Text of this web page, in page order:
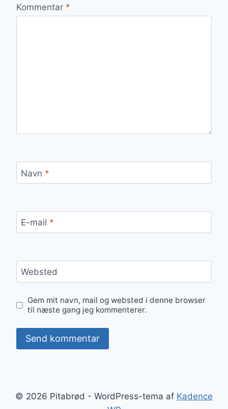
Kommentar *
Navn *
E-mail *
Websted
Gem mit navn, mail og websted i denne browser
til næste gang jeg kommenterer.
© 2026 Pitabrød - WordPress-tema af Kadence